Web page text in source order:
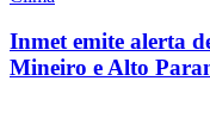
Inmet emite alerta
Mineiro e Alto